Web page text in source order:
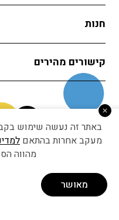
חנות
קישורים מהירים
מעקב אחרות בהתאם
מהווה
מאושר